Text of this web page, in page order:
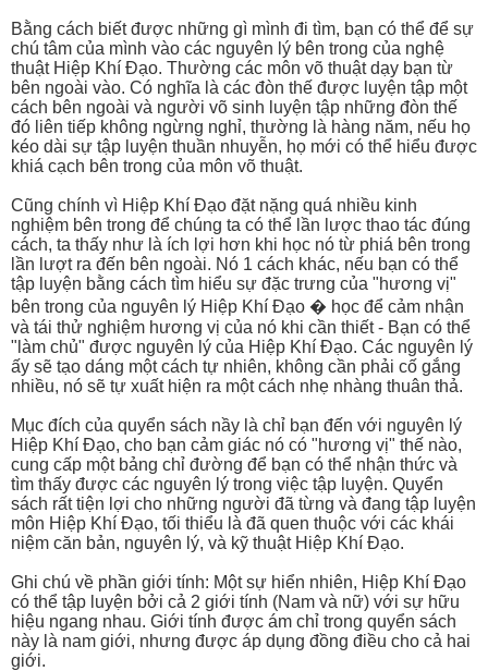
Bằng cách biết được những gì mình đi tìm, bạn có thể để sự
chú tâm của mình vào các nguyên lý bên trong của nghệ
thuật Hiệp Khí Đạo. Thường các môn võ thuật dạy bạn từ
bên ngoài vào. Có nghĩa là các đòn thế được luyện tập một
cách bên ngoài và người võ sinh luyện tập những đòn thế
đó liên tiếp không ngừng nghỉ, thường là hàng năm, nếu họ
kéo dài sự tập luyện thuần nhuyễn, họ mới có thể hiểu được
khiá cạch bên trong của môn võ thuật.
Cũng chính vì Hiệp Khí Đạo đặt nặng quá nhiều kinh
nghiệm bên trong để chúng ta có thể lần lược thao tác đúng
cách, ta thấy như là ích lợi hơn khi học nó từ phiá bên trong
lần lượt ra đến bên ngoài. Nó 1 cách khác, nếu bạn có thể
tập luyện bằng cách tìm hiểu sự đặc trưng của "hương vị"
bên trong của nguyên lý Hiệp Khí Đạo � học để cảm nhận
và tái thử nghiệm hương vị của nó khi cần thiết - Bạn có thể
"làm chủ" được nguyên lý của Hiệp Khí Đạo. Các nguyên lý
ấy sẽ tạo dáng một cách tự nhiên, không cần phải cố gắng
nhiều, nó sẽ tự xuất hiện ra một cách nhẹ nhàng thuân thả.
Mục đích của quyển sách nầy là chỉ bạn đến với nguyên lý
Hiệp Khí Đạo, cho bạn cảm giác nó có "hương vị" thế nào,
cung cấp một bảng chỉ đường để bạn có thể nhận thức và
tìm thấy được các nguyên lý trong việc tập luyện. Quyển
sách rất tiện lợi cho những người đã từng và đang tập luyện
môn Hiệp Khí Đạo, tối thiểu là đã quen thuộc với các khái
niệm căn bản, nguyên lý, và kỹ thuật Hiệp Khí Đạo.
Ghi chú về phần giới tính: Một sự hiển nhiên, Hiệp Khí Đạo
có thể tập luyện bởi cả 2 giới tính (Nam và nữ) với sự hữu
hiệu ngang nhau. Giới tính được ám chỉ trong quyển sách
này là nam giới, nhưng được áp dụng đồng điều cho cả hai
giới.